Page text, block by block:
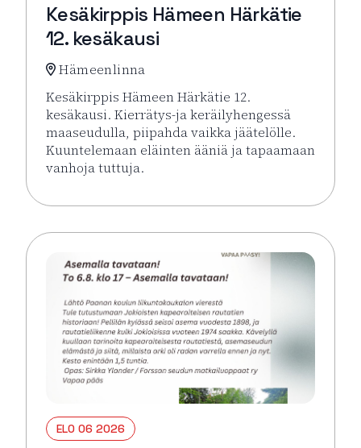
Kesäkirppis Hämeen Härkätie
12. kesäkausi
Hämeenlinna
Kesäkirppis Hämeen Härkätie 12.
kesäkausi. Kierrätys-ja keräilyhengessä
maaseudulla, piipahda vaikka jäätelölle.
Kuuntelemaan eläinten ääniä ja tapaamaan
vanhoja tuttuja.
Lue lisää tapahtumasta Kesäkirppis Hämeen
ELO 06 2026